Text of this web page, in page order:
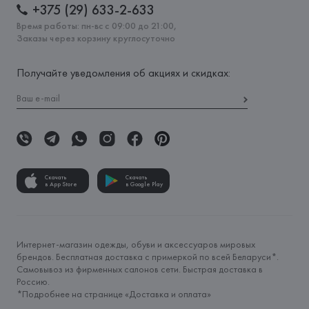
+375 (29) 633-2-633
Время работы: пн-вс с 09:00 до 21:00,
Заказы через корзину круглосуточно
Получайте уведомления об акциях и скидках:
Скачать
в App Store
Скачать
в Google Play
Интернет-магазин одежды, обуви и аксессуаров мировых
брендов. Бесплатная доставка с примеркой по всей Беларуси*.
Самовывоз из фирменных салонов сети. Быстрая доставка в
Россию.
*Подробнее на странице «Доставка и оплата»